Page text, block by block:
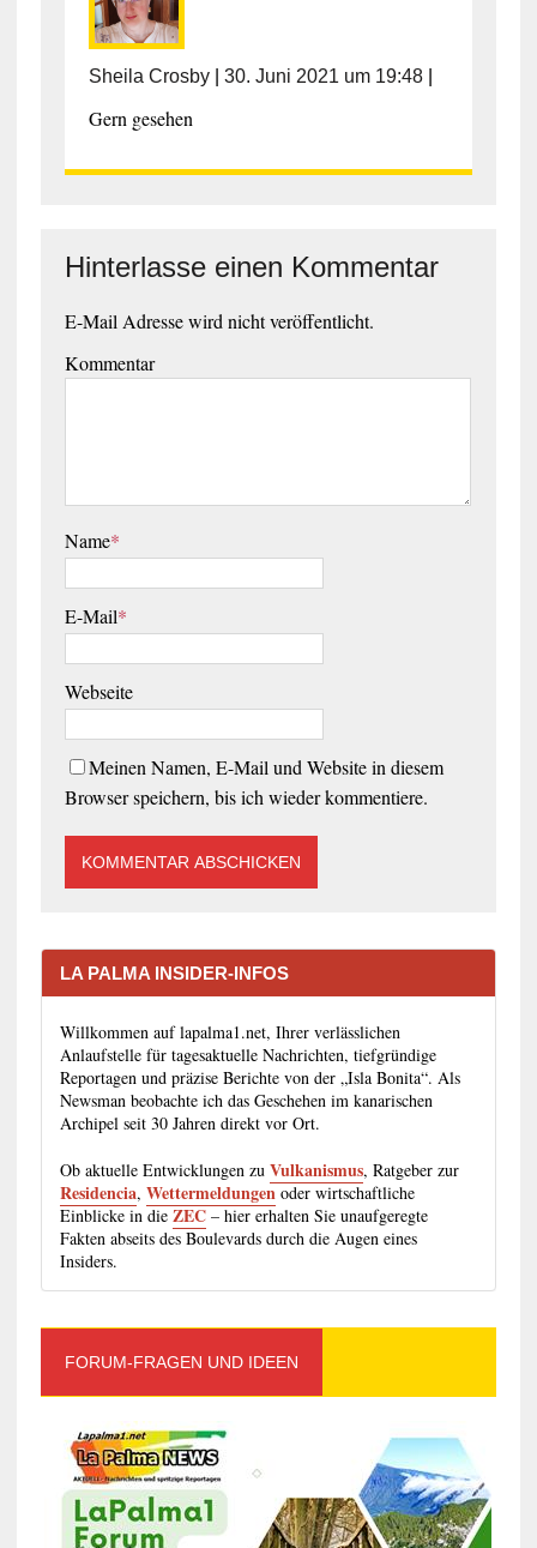
Sheila Crosby| 30. Juni 2021 um 19:48|
Gern gesehen
Hinterlasse einen Kommentar
E-Mail Adresse wird nicht veröffentlicht.
Kommentar
Name*
E-Mail*
Webseite
Meinen Namen, E-Mail und Website in diesem
Browser speichern, bis ich wieder kommentiere.
LA PALMA INSIDER-INFOS
Willkommen auf lapalma1.net, Ihrer verlässlichen
Anlaufstelle für tagesaktuelle Nachrichten, tiefgründige
Reportagen und präzise Berichte von der „Isla Bonita“. Als
Newsman beobachte ich das Geschehen im kanarischen
Archipel seit 30 Jahren direkt vor Ort.
Ob aktuelle Entwicklungen zu Vulkanismus, Ratgeber zur
Residencia, Wettermeldungen oder wirtschaftliche
Einblicke in dieZEC– hier erhalten Sie unaufgeregte
Fakten abseits des Boulevards durch die Augen eines
Insiders.
FORUM-FRAGEN UND IDEEN